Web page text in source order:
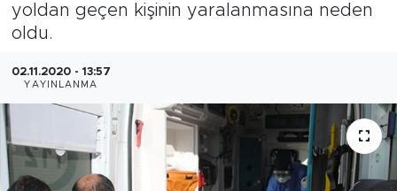
yoldan geçen kişinin yaralanmasına neden
oldu.
02.11.2020 - 13:57
YAYINLANMA
Ekonomi
Sanat
Bölge
Son Dakika Haberleri